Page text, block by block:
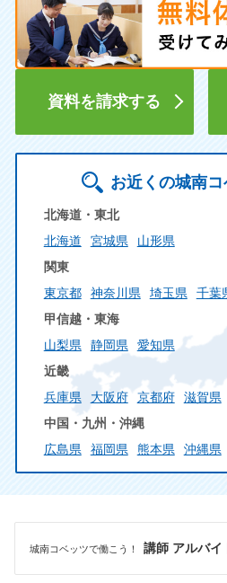
資料を請求する
お近くの城南
北海道・東北
北海道
宮城県
山形県
関東
東京都
神奈川県 埼玉県 千葉
甲信越・東海
山梨県
静岡県
愛知県
近畿
兵庫県
大阪府 京都府 滋賀県
中国・九州・沖縄
広島県
福岡県 熊本県 沖縄県
城南コベッツで働こう！ 講師 アルバイ